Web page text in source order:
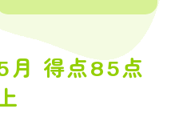
得点85点